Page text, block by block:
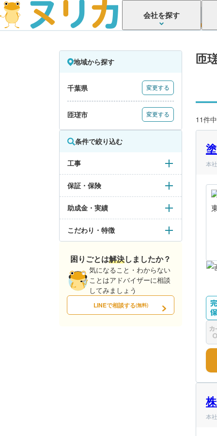
会社を探す
地域から探す
千葉県 変更する
匝瑳市 変更する
条件で絞り込む
工事
保証・保険
助成金・実績
こだわり・特徴
困りごとは解決しましたか？
気になること・わからない
ことはアドバイザーに相談
してみましょう
LINEで相談する(無料)
匝
11件
本
本